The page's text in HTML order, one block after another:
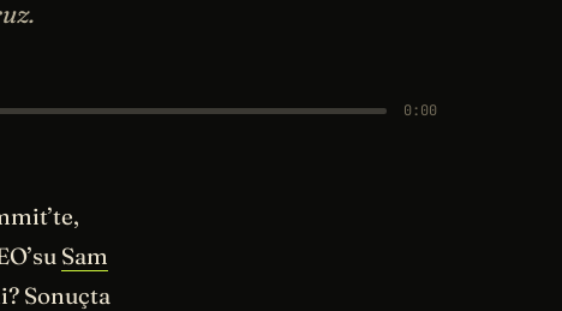
0:00
Sam
Sonuçta